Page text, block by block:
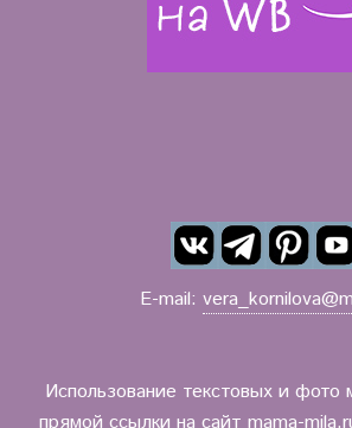
E-mail:
Использование текстовых и фото